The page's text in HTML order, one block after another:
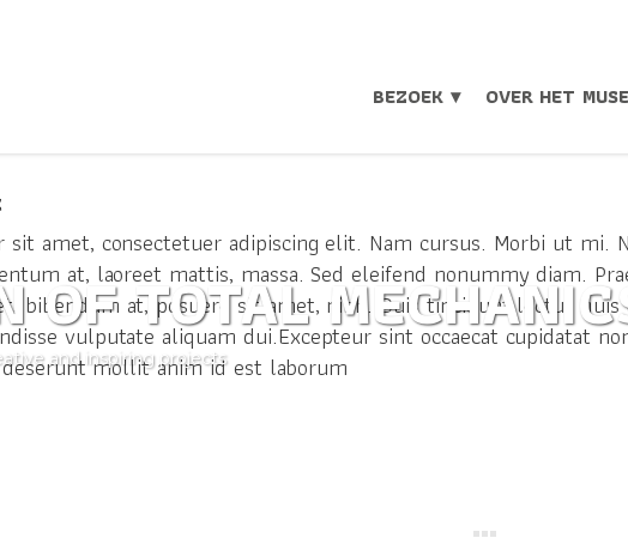
BEZOEK ▾ OVER HET
OF TOTAL
and inspiring projects
sit amet, consectetuer adipiscing elit. Nam cursus. Morbi ut mi.
at, laoreet mattis, massa. Sed eleifend nonummy diam.
bibendum at, posuere sit amet, nibh. Duis tincidunt lectus quis
vulputate aliquam dui.Excepteur sint occaecat cupidatat
mollit anim id est laborum